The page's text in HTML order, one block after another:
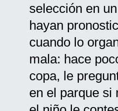
selección en
hayan
cuando lo
mala: hace
copa, le
en el parque si